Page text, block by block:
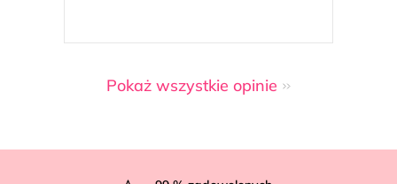
Pokaż wszystkie opinie